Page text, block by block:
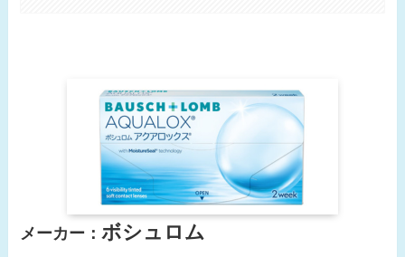
メーカー：ボシュロム